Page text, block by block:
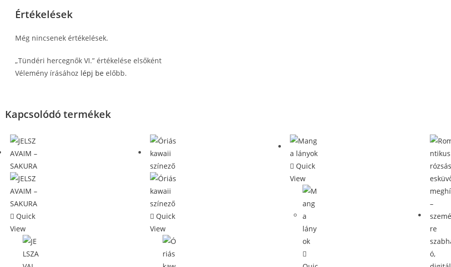
Értékelések
Még nincsenek értékelések.
„Tündéri hercegnők VI.” értékelése elsőként
Vélemény írásához lépj be előbb.
Kapcsolódó termékek
Quick
View
Quick
View
Quick
View